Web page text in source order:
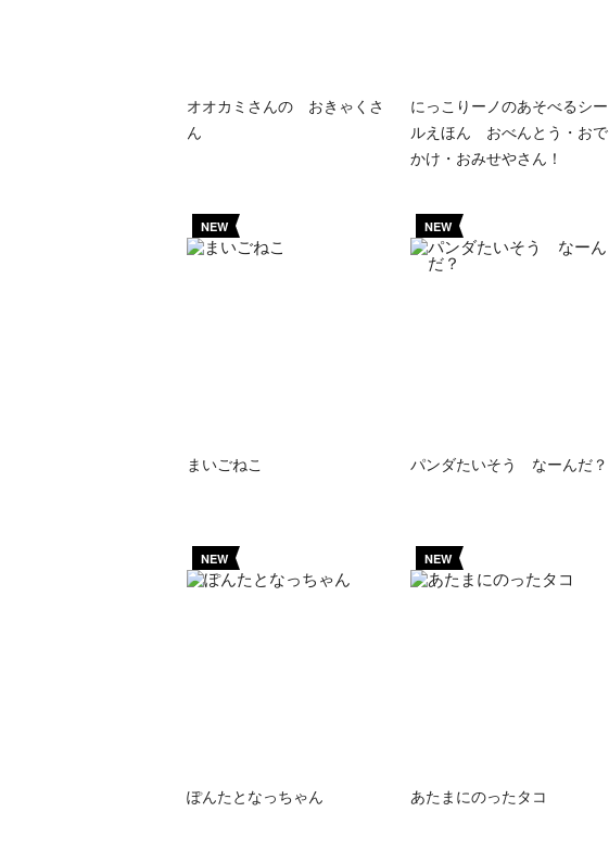
オオカミさんの おきゃくさ
ん
にっこりーノのあそべるシー
ルえほん おべんとう・おで
かけ・おみせやさん！
NEW
まいごねこ
NEW
パンダたいそう なーんだ？
NEW
ぽんたとなっちゃん
NEW
あたまにのったタコ